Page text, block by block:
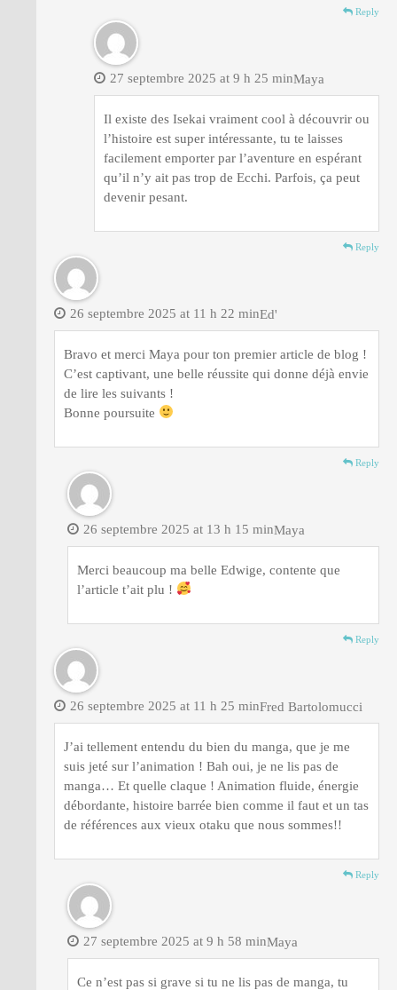
Reply
Maya
27 septembre 2025 at 9 h 25 min
Il existe des Isekai vraiment cool à découvrir ou
l’histoire est super intéressante, tu te laisses
facilement emporter par l’aventure en espérant
qu’il n’y ait pas trop de Ecchi. Parfois, ça peut
devenir pesant.
Reply
Ed'
26 septembre 2025 at 11 h 22 min
Bravo et merci Maya pour ton premier article de blog !
C’est captivant, une belle réussite qui donne déjà envie
de lire les suivants !
Bonne poursuite
Reply
Maya
26 septembre 2025 at 13 h 15 min
Merci beaucoup ma belle Edwige, contente que
l’article t’ait plu !
Reply
Fred Bartolomucci
26 septembre 2025 at 11 h 25 min
J’ai tellement entendu du bien du manga, que je me
suis jeté sur l’animation ! Bah oui, je ne lis pas de
manga… Et quelle claque ! Animation fluide, énergie
débordante, histoire barrée bien comme il faut et un tas
de références aux vieux otaku que nous sommes!!
Reply
Maya
27 septembre 2025 at 9 h 58 min
Ce n’est pas si grave si tu ne lis pas de manga, tu